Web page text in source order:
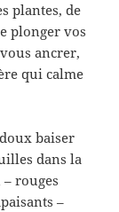
plantes, de
plonger vos
ancrer,
qui calme
baiser
dans la
rouges
–